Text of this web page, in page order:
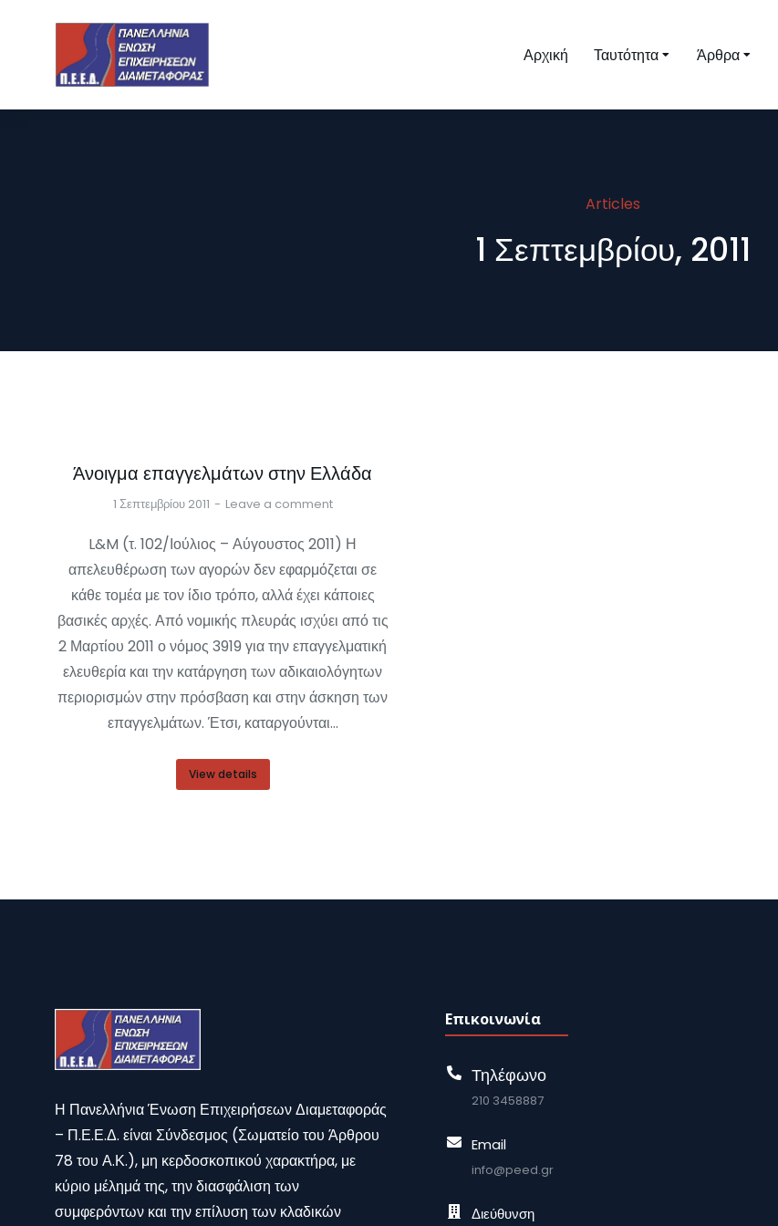
Αρχική Ταυτότητα Άρθρα
Articles
1 Σεπτεμβρίου, 2011
Άνοιγμα επαγγελμάτων στην Ελλάδα
1 Σεπτεμβρίου 2011 Leave a comment
L&M (τ. 102/Ιούλιος – Αύγουστος 2011) Η
απελευθέρωση των αγορών δεν εφαρμόζεται σε
κάθε τομέα με τον ίδιο τρόπο, αλλά έχει κάποιες
βασικές αρχές. Από νομικής πλευράς ισχύει από τις
2 Μαρτίου 2011 ο νόμος 3919 για την επαγγελματική
ελευθερία και την κατάργηση των αδικαιολόγητων
περιορισμών στην πρόσβαση και στην άσκηση των
επαγγελμάτων. Έτσι, καταργούνται…
View details
Η Πανελλήνια Ένωση Επιχειρήσεων Διαμεταφοράς
– Π.Ε.Ε.Δ. είναι Σύνδεσμος (Σωματείο του Άρθρου
78 του Α.Κ.), μη κερδοσκοπικού χαρακτήρα, με
κύριο μέλημά της, την διασφάλιση των
συμφερόντων και την επίλυση των κλαδικών
Επικοινωνία
Τηλέφωνο
210 3458887
Email
info@peed.gr
Διεύθυνση